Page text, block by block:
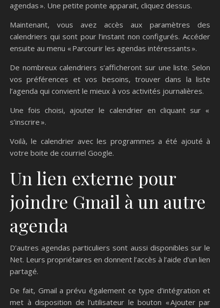
agendas ». Une petite pointe apparait, cliquez dessus.
Maintenant, vous avez accès aux paramètres des
calendriers qui sont pour l’instant non configurés. Accéder
ensuite au menu « Parcourir les agendas intéressants ».
De nombreux calendriers s’afficheront sur une liste. Selon
vos préférences et vos besoins, trouver dans la liste
l’agenda qui convient le mieux à vos activités journalières.
Une fois choisi, ajouter le calendrier en cliquant sur «
s’inscrire ».
Voilà, le calendrier avec les programmes a été ajouté à
votre boite de courriel Google.
Un lien externe pour
joindre Gmail à un autre
agenda
D’autres agendas particuliers sont aussi disponibles sur le
Net. Leurs propriétaires en donnent l’accès à l’aide d’un lien
partagé.
De fait, Gmail a prévu également ce type d’intégration et
met à disposition de l’utilisateur le bouton « Ajouter par